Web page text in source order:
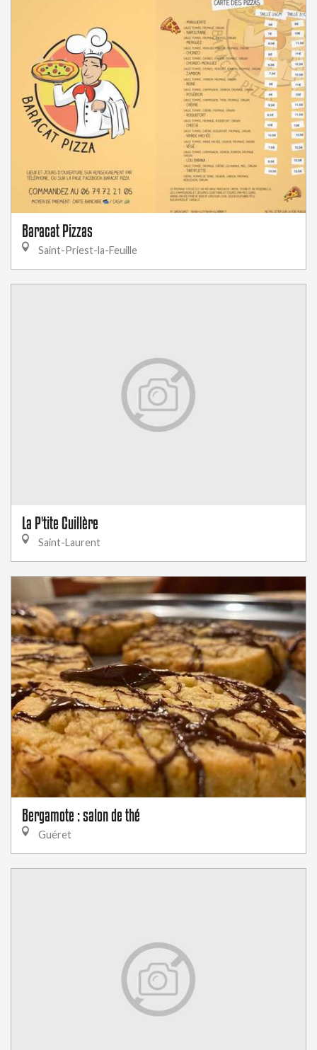
Baracat Pizzas
Saint-Priest-la-Feuille
La P'tite Cuillère
Saint-Laurent
Bergamote : salon de thé
Guéret